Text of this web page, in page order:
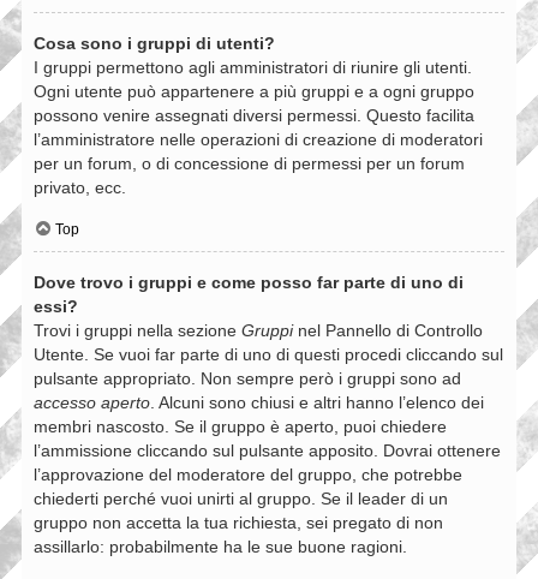
Cosa sono i gruppi di utenti?
I gruppi permettono agli amministratori di riunire gli utenti.
Ogni utente può appartenere a più gruppi e a ogni gruppo
possono venire assegnati diversi permessi. Questo facilita
l’amministratore nelle operazioni di creazione di moderatori
per un forum, o di concessione di permessi per un forum
privato, ecc.
Top
Dove trovo i gruppi e come posso far parte di uno di
essi?
Trovi i gruppi nella sezione Gruppinel Pannello di Controllo
Utente. Se vuoi far parte di uno di questi procedi cliccando sul
pulsante appropriato. Non sempre però i gruppi sono ad
accesso aperto. Alcuni sono chiusi e altri hanno l’elenco dei
membri nascosto. Se il gruppo è aperto, puoi chiedere
l’ammissione cliccando sul pulsante apposito. Dovrai ottenere
l’approvazione del moderatore del gruppo, che potrebbe
chiederti perché vuoi unirti al gruppo. Se il leader di un
gruppo non accetta la tua richiesta, sei pregato di non
assillarlo: probabilmente ha le sue buone ragioni.